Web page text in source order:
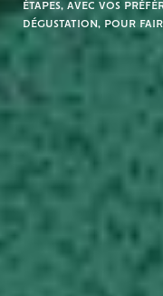
étapes, avec vos
dégustation, pour